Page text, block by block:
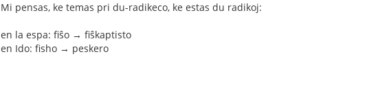
Mi pensas, ke temas pri du-radikeco, ke estas du radikoj:
en la espa: fiŝo → fiŝkaptisto
en Ido: fisho → peskero